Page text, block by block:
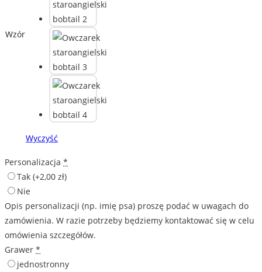
Wzór
Wyczyść
Personalizacja *
Tak (+2,00 zł)
Nie
Opis personalizacji (np. imię psa) proszę podać w uwagach do
zamówienia. W razie potrzeby będziemy kontaktować się w celu
omówienia szczegółów.
Grawer *
jednostronny